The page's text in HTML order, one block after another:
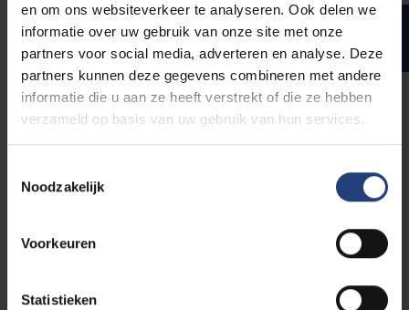
en om ons websiteverkeer te analyseren. Ook delen we
informatie over uw gebruik van onze site met onze
partners voor social media, adverteren en analyse. Deze
partners kunnen deze gegevens combineren met andere
informatie die u aan ze heeft verstrekt of die ze hebben
verzameld op basis van uw gebruik van hun services.
Noodzakelijk
Voorkeuren
Statistieken
Specifieke opleidingsonderdelen
afstudeerrichting Energie
Nuclear Energy and Reactors 5
Seminaries rond duurzame transitie
Heating, Ventilation and Air Conditioning